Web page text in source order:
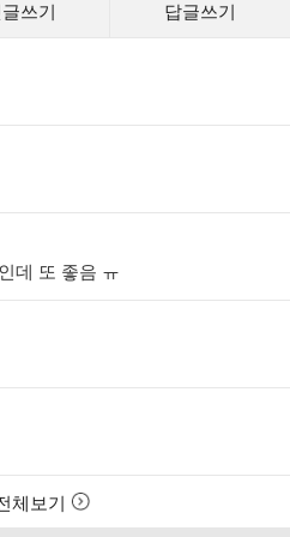
쓰기 답글쓰기
데 또 좋음 ㅠ
체보기